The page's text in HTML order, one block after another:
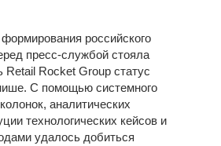
российского
пресс-службой стояла
Rocket Group статус
С помощью системного
аналитических
технологических кейсов и
удалось добиться